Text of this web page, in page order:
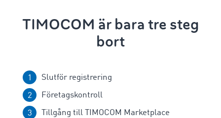
TIMOCOM är bara tre steg
bort
Slutför registrering
Företagskontroll
Tillgång till TIMOCOM Marketplace